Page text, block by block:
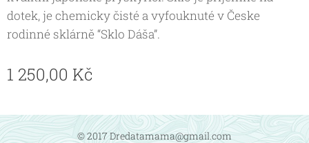
dotek, je chemicky čisté a vyfouknuté v Česke
rodinné sklárně “Sklo Dáša”.
1 250,00 Kč
© 2017 Dredatamama@gmail.com